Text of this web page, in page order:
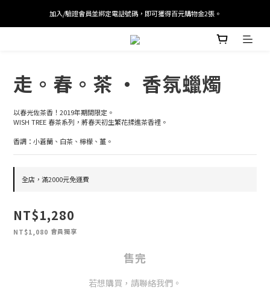
加入/驗證會員並綁定電話號碼，即可獲得百元購物金2張。
加入/驗證會員並綁定電話號碼，即可獲得百元購物金2張。
會員單筆滿 $2000 即免運，首筆訂單結帳可折抵迎新入會100元優惠劵。
走。春。茶 · 香氛蠟燭
以春光佐茶香！2019年期間限定。
WISH TREE 春茶系列，將春天初生繁花揉進茶香裡。
香調：小蒼蘭、白茶、檸檬、薑。
全店，滿2000元免運費
NT$1,280
NT$1,080 會員獨享
售完
若想購買，請聯絡我們。